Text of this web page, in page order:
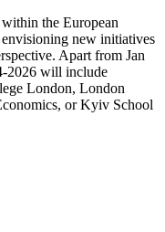
the European
new initiatives
Apart from Jan
2026 will include
London, London
or Kyiv School